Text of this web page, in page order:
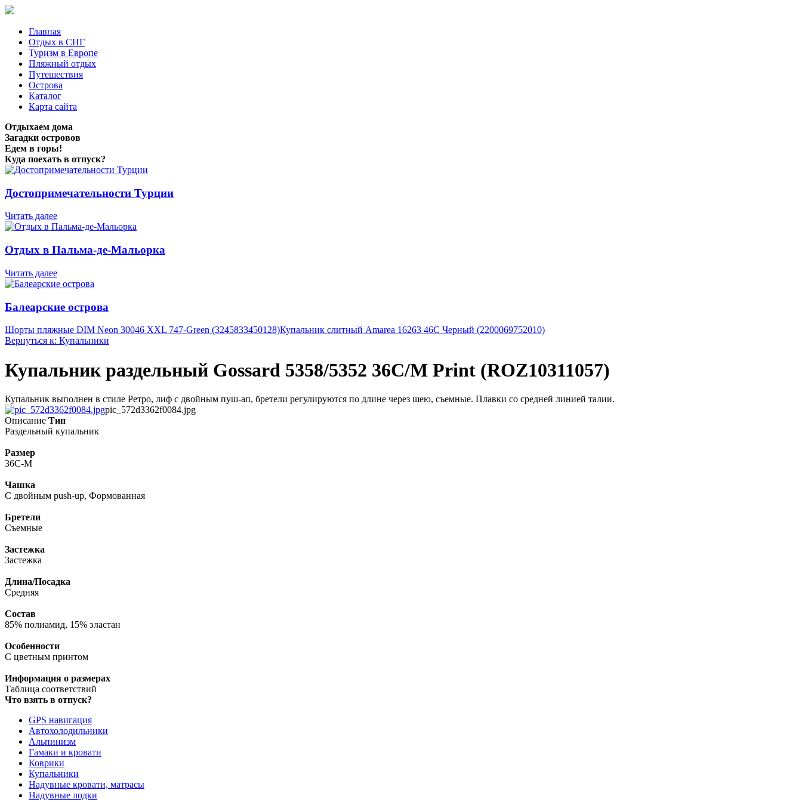
Главная
Отдых в СНГ
Туризм в Европе
Пляжный отдых
Путешествия
Острова
Каталог
Карта сайта
Отдыхаем дома
Загадки островов
Едем в горы!
Куда поехать в отпуск?
Достопримечательности Турции
Читать далее
Отдых в Пальма-де-Мальорка
Читать далее
Балеарские острова
Шорты пляжные DIM Neon 30046 XXL 747-Green (3245833450128)Купальник слитный Amarea 16263 46C Черный (2200069752010)
Вернуться к: Купальники
Купальник раздельный Gossard 5358/5352 36C/M Print (ROZ10311057)
Купальник выполнен в стиле Ретро, лиф с двойным пуш-ап, бретели регулируются по длине через шею, съемные. Плавки со средней линией талии.
pic_572d3362f0084.jpg
Описание Тип
Раздельный купальник
Размер
36C-M
Чашка
С двойным push-up, Формованная
Бретели
Съемные
Застежка
Застежка
Длина/Посадка
Средняя
Состав
85% полиамид, 15% эластан
Особенности
С цветным принтом
Информация о размерах
Таблица соответствий
Что взять в отпуск?
GPS навигация
Автохолодильники
Альпинизм
Гамаки и кровати
Коврики
Купальники
Надувные кровати, матрасы
Надувные лодки